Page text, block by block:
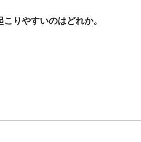
りやすいのはどれか。